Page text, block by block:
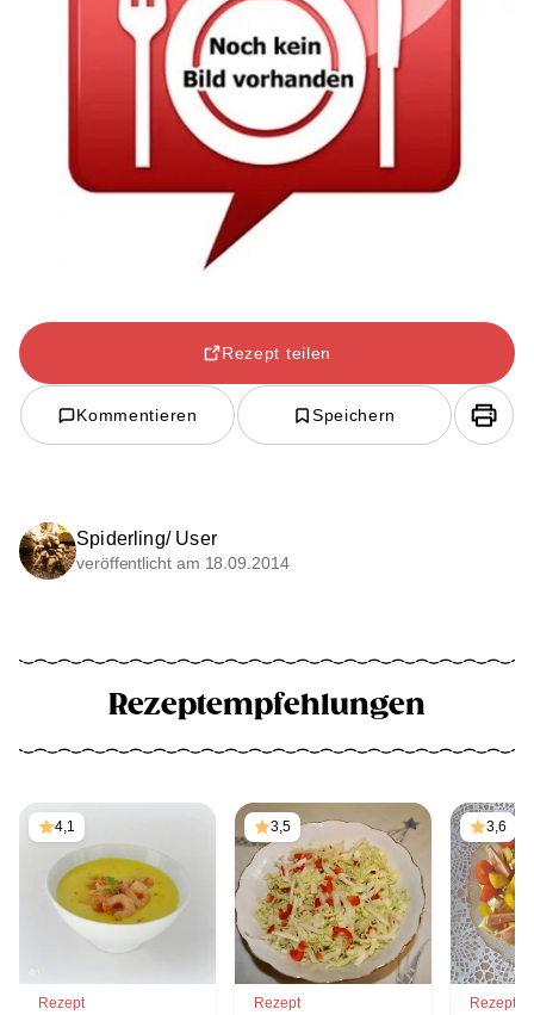
Rezept teilen
Kommentieren Speichern
Spiderling/ User
veröffentlicht am 18.09.2014
Rezeptempfehlungen
4,1
Rezept
3,5
Rezept
3,6
Rezept